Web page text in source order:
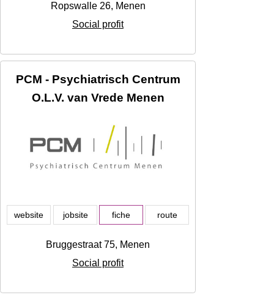
Ropswalle 26, Menen
Social profit
PCM - Psychiatrisch Centrum
O.L.V. van Vrede Menen
website jobsite fiche route
Bruggestraat 75, Menen
Social profit